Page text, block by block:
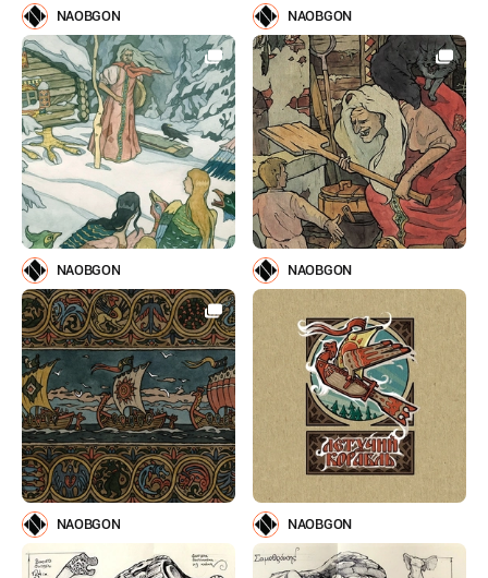
NAOBGON NAOBGON
NAOBGON NAOBGON
NAOBGON NAOBGON